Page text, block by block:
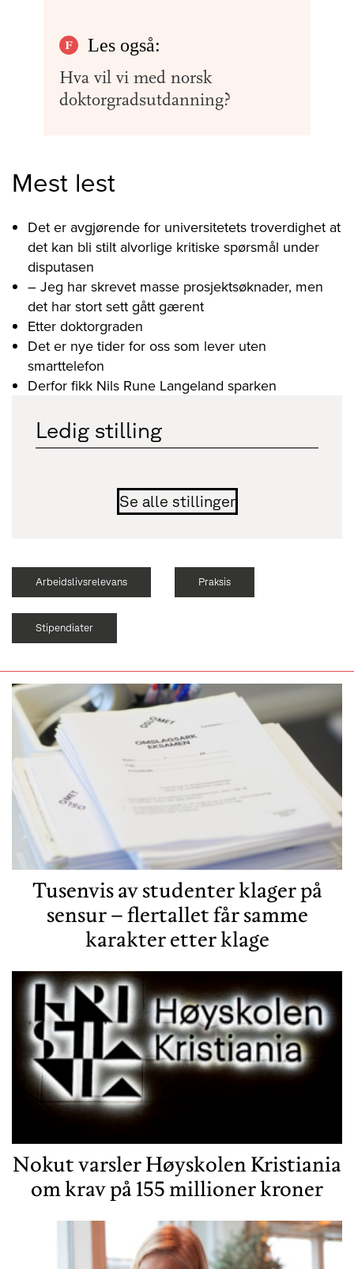
Ledig stilling
Se alle stillinger
Mest lest
Det er avgjørende for universitetets troverdighet at
det kan bli stilt alvorlige kritiske spørsmål under
disputasen
– Jeg har skrevet masse prosjektsøknader, men
det har stort sett gått gærent
Etter doktorgraden
Det er nye tider for oss som lever uten
smarttelefon
Derfor fikk Nils Rune Langeland sparken
Arbeidslivsrelevans Praksis
Stipendiater
Tusenvis av studenter klager på
sensur – flertallet får samme
karakter etter klage
Nokut varsler Høyskolen Kristiania
om krav på 155 millioner kroner